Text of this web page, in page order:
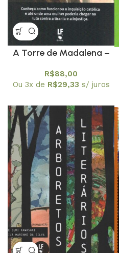
A Torre de Madalena –
em nome da fé
R$88,00
Ou 3x de R$29,33 s/ juros